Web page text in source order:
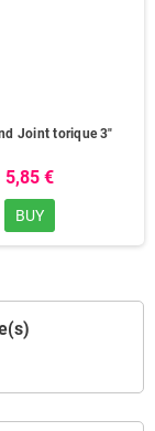
Joint torique 3"
5,85 €
BUY